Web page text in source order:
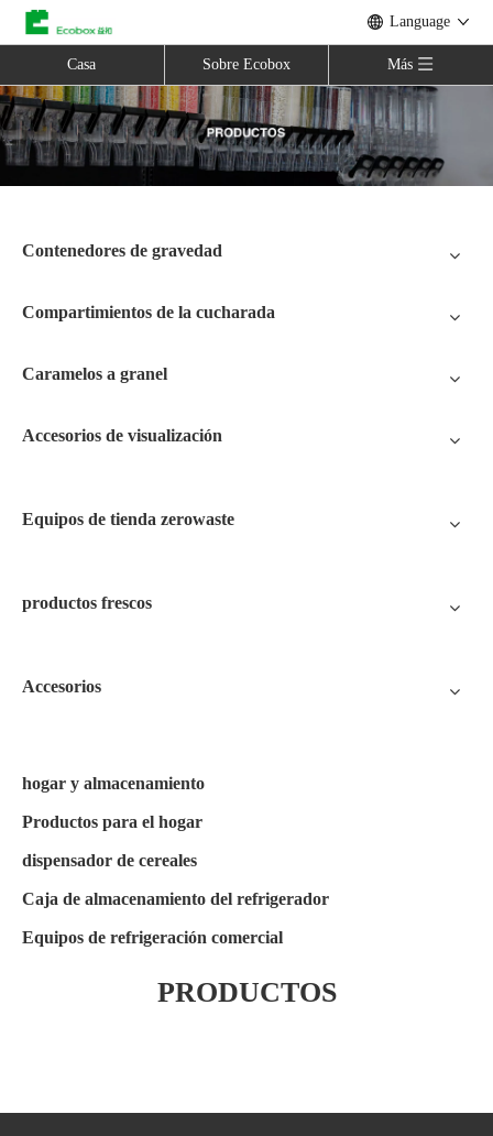
Language
Casa Sobre Ecobox Más
Contenedores de gravedad
Compartimientos de la cucharada
Caramelos a granel
Accesorios de visualización
Equipos de tienda zerowaste
productos frescos
Accesorios
hogar y almacenamiento
Productos para el hogar
dispensador de cereales
Caja de almacenamiento del refrigerador
Equipos de refrigeración comercial
PRODUCTOS